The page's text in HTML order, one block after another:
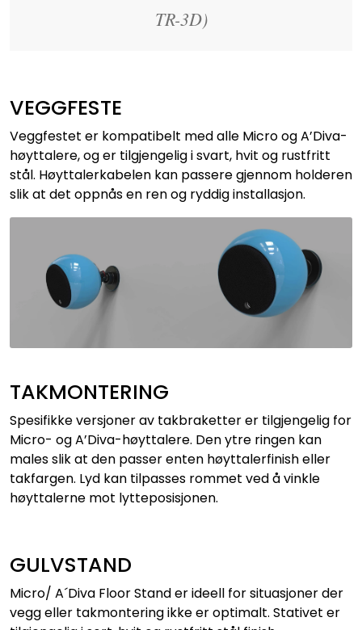
TR-3D)
VEGGFESTE
Veggfestet er kompatibelt med alle Micro og A’Diva-
høyttalere, og er tilgjengelig i svart, hvit og rustfritt
stål. Høyttalerkabelen kan passere gjennom holderen
slik at det oppnås en ren og ryddig installasjon.
TAKMONTERING
Spesifikke versjoner av takbraketter er tilgjengelig for
Micro- og A’Diva-høyttalere. Den ytre ringen kan
males slik at den passer enten høyttalerfinish eller
takfargen. Lyd kan tilpasses rommet ved å vinkle
høyttalerne mot lytteposisjonen.
GULVSTAND
Micro/ A´Diva Floor Stand er ideell for situasjoner der
vegg eller takmontering ikke er optimalt. Stativet er